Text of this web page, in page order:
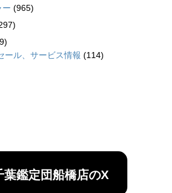
ー (965)
ール、サービス情報 (114)
葉鑑定団船橋店のX